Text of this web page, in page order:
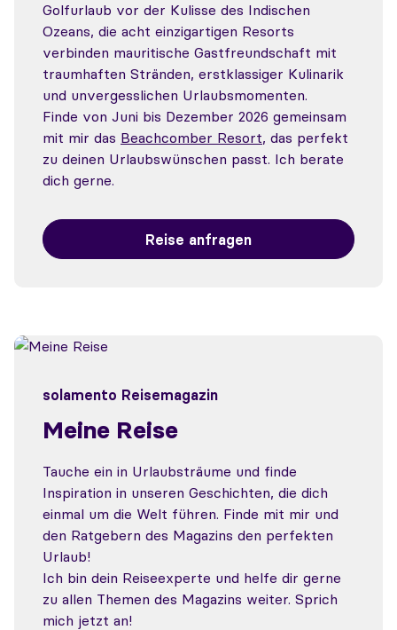
Golfurlaub vor der Kulisse des Indischen
Ozeans, die acht einzigartigen Resorts
verbinden mauritische Gastfreundschaft mit
traumhaften Stränden, erstklassiger Kulinarik
und unvergesslichen Urlaubsmomenten.
Finde von Juni bis Dezember 2026 gemeinsam
mit mir das Beachcomber Resort, das perfekt
zu deinen Urlaubswünschen passt. Ich berate
dich gerne.
Reise anfragen
solamento Reisemagazin
Meine Reise
Tauche ein in Urlaubsträume und finde
Inspiration in unseren Geschichten, die dich
einmal um die Welt führen. Finde mit mir und
den Ratgebern des Magazins den perfekten
Urlaub!
Ich bin dein Reiseexperte und helfe dir gerne
zu allen Themen des Magazins weiter. Sprich
mich jetzt an!